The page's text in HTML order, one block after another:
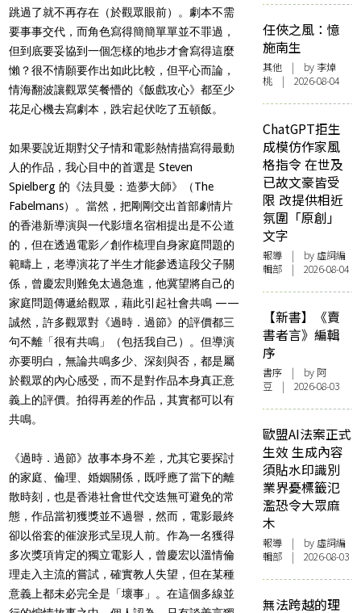
跳過了就不再存在（於觀眾眼前）。劇本不需
要事事交代，而角色寫得簡簡單單並不罪過，
但到底要妥協到一個怎樣的地步才會寫得這麼
懶？很不情願要作出如此比較，但平心而論，
情海翻波讓觀眾笑餐懵的《飯戲攻心》都至少
花足心機去寫劇本，跌宕起伏吃了五頓飯。
如果要說近期對父子情和電影熱情描寫得最動
人的作品，我心目中的首選是 Steven
Spielberg 的《法貝曼：造夢大師》（The
Fabelmans）。當然，把剛剛交出首部劇情片
的香港新導演與一代影壇名宿相提出是不公道
的，但在透過電影／創作梳理自身家庭問題的
範疇上，老導演花了半生才能參透這段父子關
係，曾慶宏則難免太過急進，他冀望將自己的
家庭問題傳遞給觀眾，藉此引起社會共鳴 ——
誠然，許多觀眾對《過時．過節》的評價都三
句不離「很有共鳴」（包括我自己）。但導演
亦要明白，無論共鳴多少、深刻與否，都是屬
於觀眾的內心感受，而不是對作品本身真正意
義上的評價。拍得再差的作品，其實都可以有
共鳴。
《過時．過節》故事本身不差，尤其它要探討
的家庭、倫理、婚姻關係，既呼應了當下的離
散時刻，也是香港社會世代交迭無可避免的常
態，作品當初獲獎並不過譽，然而，電影最終
卻以俗套的催淚形式呈現人前。作為一名獲得
多次獎項肯定的獨立電影人，曾慶宏以溫情倫
理走入主流的嘗試，確實教人失望，但在某種
意義上都未必完全是「壞事」。在這個多線並
任俠之風：憶
施南生
其他 | by 李焯
桃 | 2026-08-04
ChatGPT拒生
成模仿作家風
格指令 在世及
已故文豪皆受
限 改提供相近
氛圍「原創」
文字
報導 | by 虛詞編
輯部 | 2026-08-04
【新書】《賣
書者言》編輯
序
書序 | by 阿
豆 | 2026-08-03
歐盟AI法案正式
生效 生成內容
須貼水印識別
業界憂標籤氾
濫恐令大眾麻
木
報導 | by 虛詞編
輯部 | 2026-08-03
無法跨越的理